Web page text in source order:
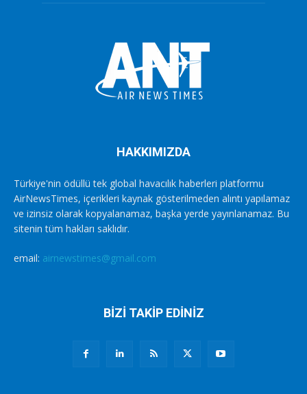
HAKKIMIZDA
Türkiye'nin ödüllü tek global havacılık haberleri platformu
AirNewsTimes, içerikleri kaynak gösterilmeden alıntı yapılamaz
ve izinsiz olarak kopyalanamaz, başka yerde yayınlanamaz. Bu
sitenin tüm hakları saklıdır.
email: airnewstimes@gmail.com
BİZİ TAKİP EDİNİZ